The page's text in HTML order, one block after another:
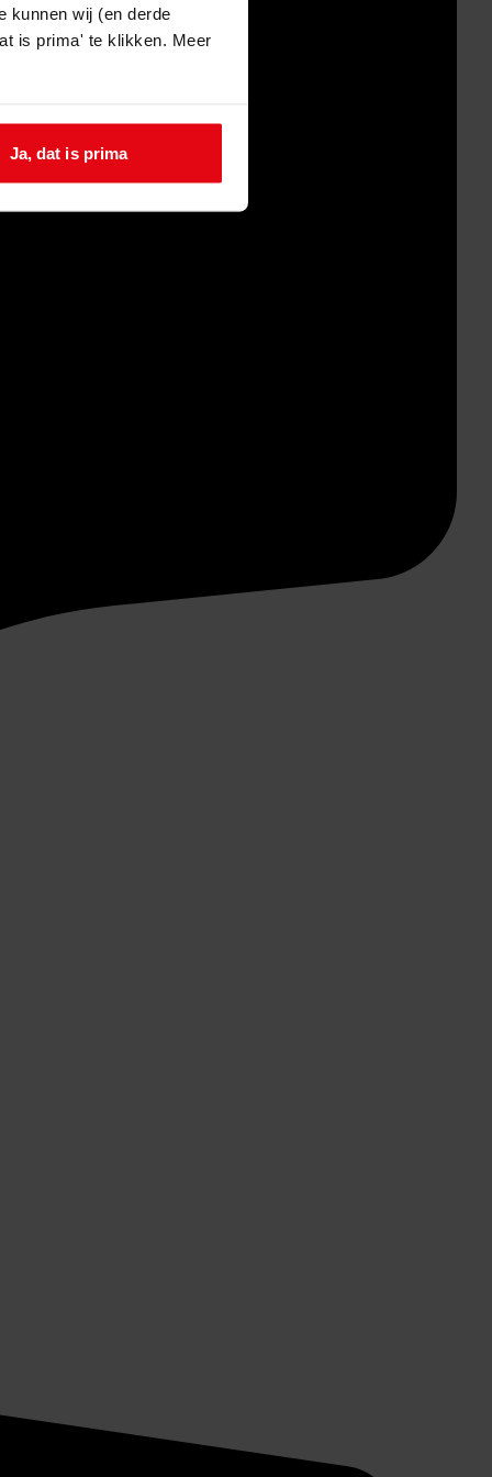
kunnen wij (en derde
is prima' te klikken. Meer
Ja, dat is prima